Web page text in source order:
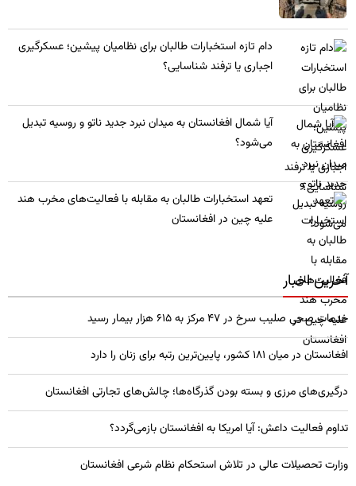
​دام تازه استخبارات طالبان برای نظامیان پیشین؛ عسکرگیری
اجباری یا ترفند شناسایی؟
​آیا شمال افغانستان به میدان نبرد جدید ناتو و روسیه تبدیل
می‌شود؟
تعهد استخبارات طالبان به مقابله با فعالیت‌های مخرب هند
علیه چین در افغانستان
آخرین اخبار
خدمات صحی صلیب سرخ در 47 مرکز به 615 هزار بیمار رسید
افغانستان در میان ۱۸۱ کشور، پایین‌ترین رتبه برای زنان را دارد
درگیری‌های مرزی و بسته بودن گذرگاه‌ها؛ چالش‌های تجارتی افغانستان
تداوم فعالیت داعش: آیا امریکا به افغانستان بازمی‌گردد؟
وزارت تحصیلات عالی در تلاش استحکام نظام شرعی افغانستان